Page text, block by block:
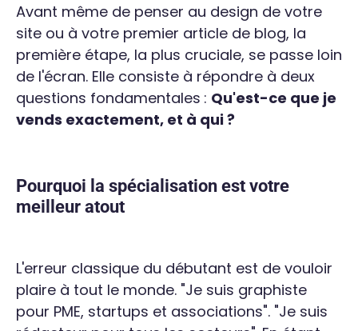
Avant même de penser au design de votre
site ou à votre premier article de blog, la
première étape, la plus cruciale, se passe loin
de l'écran. Elle consiste à répondre à deux
questions fondamentales : Qu'est-ce que je
vends exactement, et à qui ?
Pourquoi la spécialisation est votre
meilleur atout
L'erreur classique du débutant est de vouloir
plaire à tout le monde. "Je suis graphiste
pour PME, startups et associations". "Je suis